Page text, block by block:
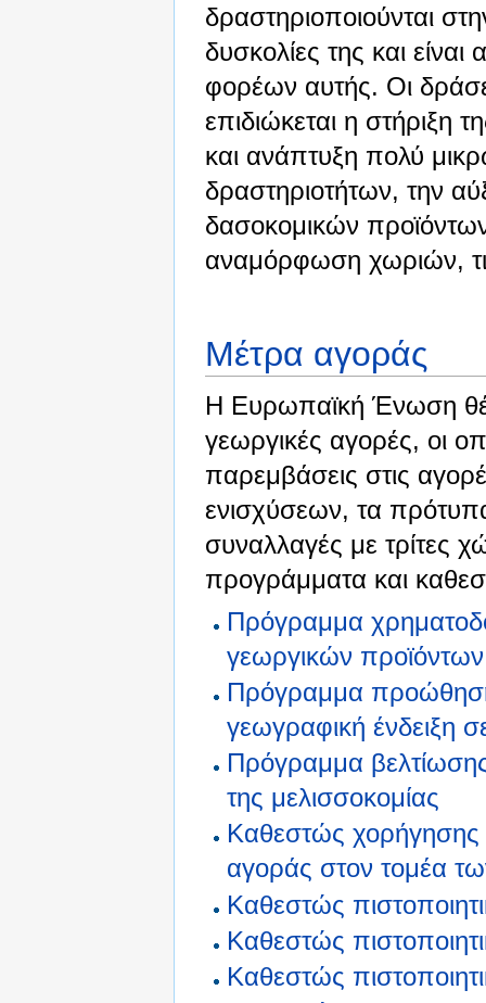
δραστηριοποιούνται
δυσκολίες της και
φορέων αυτής. Οι
επιδιώκεται η στήριξη
και ανάπτυξη πολύ
δραστηριοτήτων, την
δασοκομικών
αναμόρφωση χωριών,
Μέτρα αγοράς
Η Ευρωπαϊκή Ένωση
γεωργικές αγορές, οι
παρεμβάσεις στις
ενισχύσεων, τα
συναλλαγές με τρίτες
προγράμματα και
Πρόγραμμα
γεωργικών προϊόντων
Πρόγραμμα
γεωγραφική ένδειξη
Πρόγραμμα
της μελισσοκομίας
Καθεστώς χορήγησης
αγοράς στον τομέα
Καθεστώς
Καθεστώς
Καθεστώς